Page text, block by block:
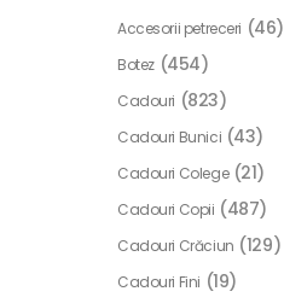
Accesorii petreceri (46)
Botez (454)
Cadouri (823)
Cadouri Bunici (43)
Cadouri Colege (21)
Cadouri Copii (487)
Cadouri Crăciun (129)
Cadouri Fini (19)